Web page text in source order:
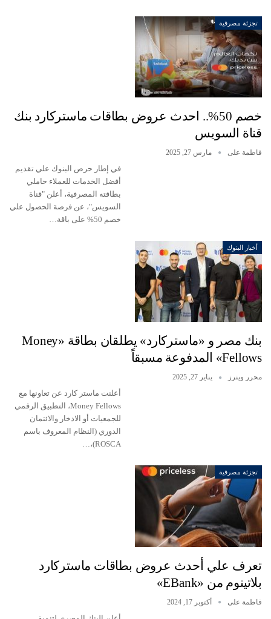
تجزئة مصرفية
خصم 50%.. احدث عروض بطاقات ماستركارد بنك
قناة السويس
فاطمة على مارس 27, 2025
في إطار حرص البنوك علي تقديم
أفضل الخدمات للعملاء حاملي
بطاقته المصرفية، أعلن "قناة
السويس"، عن فرصة الحصول علي
خصم 50% على باقة…
أخبار البنوك
بنك مصر و «ماستركارد» يطلقان بطاقة «Money
Fellows» المدفوعة مسبقاً
محرر وينرز يناير 27, 2025
أعلنت ماستر كارد عن تعاونها مع
Money Fellows، التطبيق الرقمي
للجمعيات أو الادخار والائتمان
الدوري (النظام المعروف باسم
ROSCA)،…
تجزئة مصرفية
تعرف علي أحدث عروض بطاقات ماستركارد
بلاتينوم من «EBank»
فاطمة على أكتوبر 17, 2024